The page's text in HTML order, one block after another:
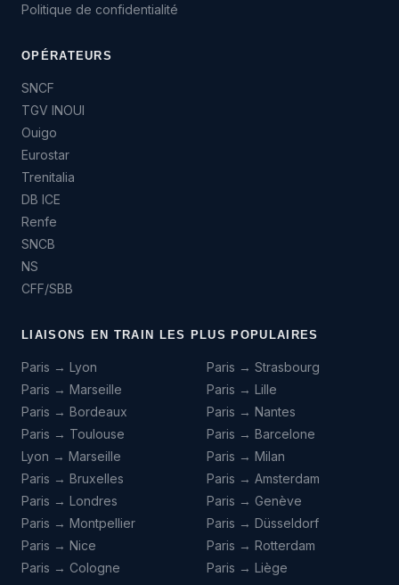
Politique de confidentialité
OPÉRATEURS
SNCF
TGV INOUI
Ouigo
Eurostar
Trenitalia
DB ICE
Renfe
SNCB
NS
CFF/SBB
LIAISONS EN TRAIN LES PLUS POPULAIRES
Paris → Lyon
Paris → Marseille
Paris → Bordeaux
Paris → Toulouse
Lyon → Marseille
Paris → Bruxelles
Paris → Londres
Paris → Montpellier
Paris → Nice
Paris → Cologne
Paris → Strasbourg
Paris → Lille
Paris → Nantes
Paris → Barcelone
Paris → Milan
Paris → Amsterdam
Paris → Genève
Paris → Düsseldorf
Paris → Rotterdam
Paris → Liège